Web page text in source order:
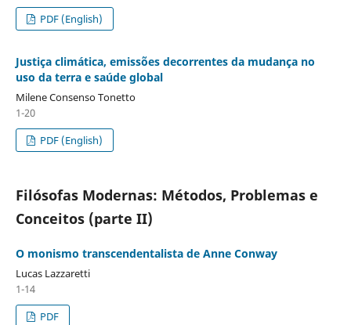
PDF (English)
Justiça climática, emissões decorrentes da mudança no
uso da terra e saúde global
Milene Consenso Tonetto
1-20
PDF (English)
Filósofas Modernas: Métodos, Problemas e
Conceitos (parte II)
O monismo transcendentalista de Anne Conway
Lucas Lazzaretti
1-14
PDF